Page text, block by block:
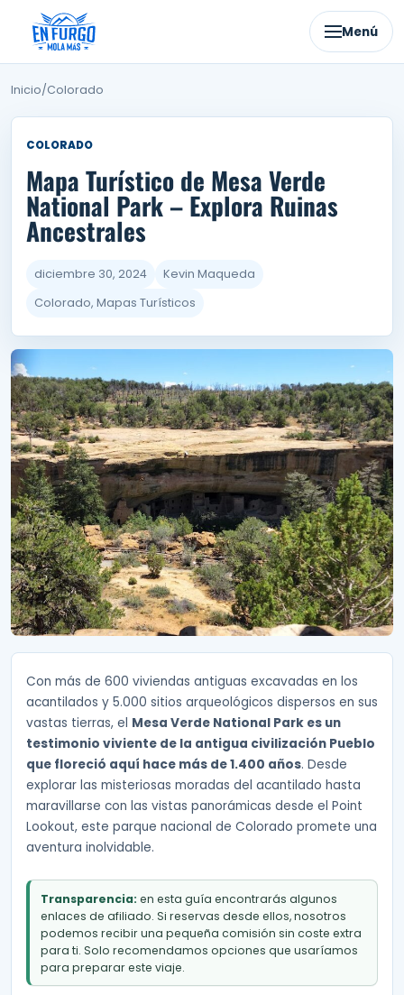
contenido
Menú
Inicio/Colorado
COLORADO
Mapa Turístico de Mesa Verde
National Park – Explora Ruinas
Ancestrales
diciembre 30, 2024
Kevin Maqueda
Colorado, Mapas Turísticos
Con más de 600 viviendas antiguas excavadas en los
acantilados y 5.000 sitios arqueológicos dispersos en sus
vastas tierras, el Mesa Verde National Park es un
testimonio viviente de la antigua civilización Pueblo
que floreció aquí hace más de 1.400 años. Desde
explorar las misteriosas moradas del acantilado hasta
maravillarse con las vistas panorámicas desde el Point
Lookout, este parque nacional de Colorado promete una
aventura inolvidable.
Transparencia: en esta guía encontrarás algunos
enlaces de afiliado. Si reservas desde ellos, nosotros
podemos recibir una pequeña comisión sin coste extra
para ti. Solo recomendamos opciones que usaríamos
para preparar este viaje.